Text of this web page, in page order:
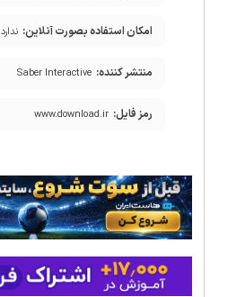
امکان استفاده بصورت آنلاین: ندارد
منتشر کننده: Saber Interactive
رمز فایل: www.download.ir